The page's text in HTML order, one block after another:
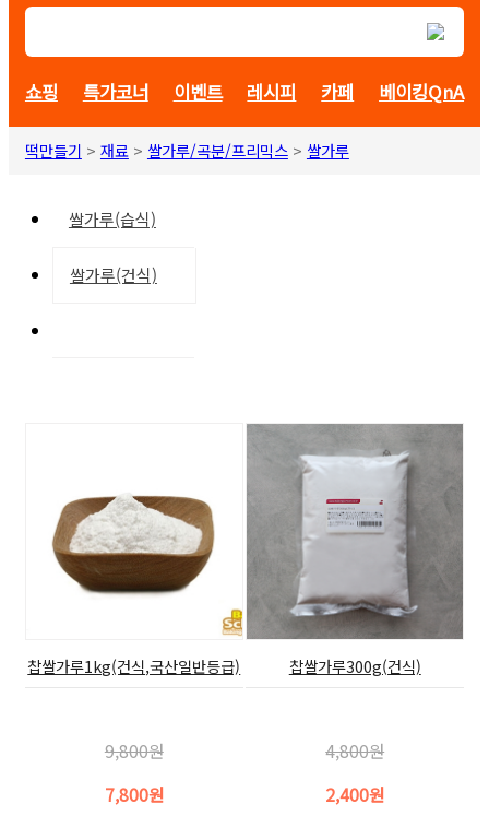
쇼핑 특가코너 이벤트 레시피 카페 베이킹QnA
떡만들기 > 재료> 쌀가루/곡분/프리믹스> 쌀가루
쌀가루(습식)
쌀가루(건식)
찹쌀가루1kg(건식,국산일반등급)
9,800원
7,800원
찹쌀가루300g(건식)
4,800원
2,400원